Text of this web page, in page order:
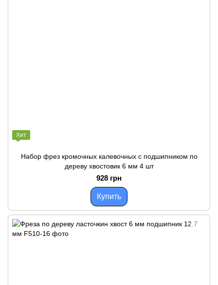
Хит
Набор фрез кромочных калевочных с подшипником по
дереву хвостовик 6 мм 4 шт
928 грн
Купить